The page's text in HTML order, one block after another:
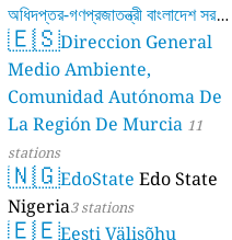
অধিদপ্তর-গণপ্রজাতন্ত্রী বাংলাদেশ সরকার
17 stations
🇪🇸Direccion General
Medio Ambiente,
Comunidad Autónoma De
La Región De Murcia 11
stations
🇳🇬EdoState Edo State
Nigeria3 stations
🇪🇪Eesti Välisõhu